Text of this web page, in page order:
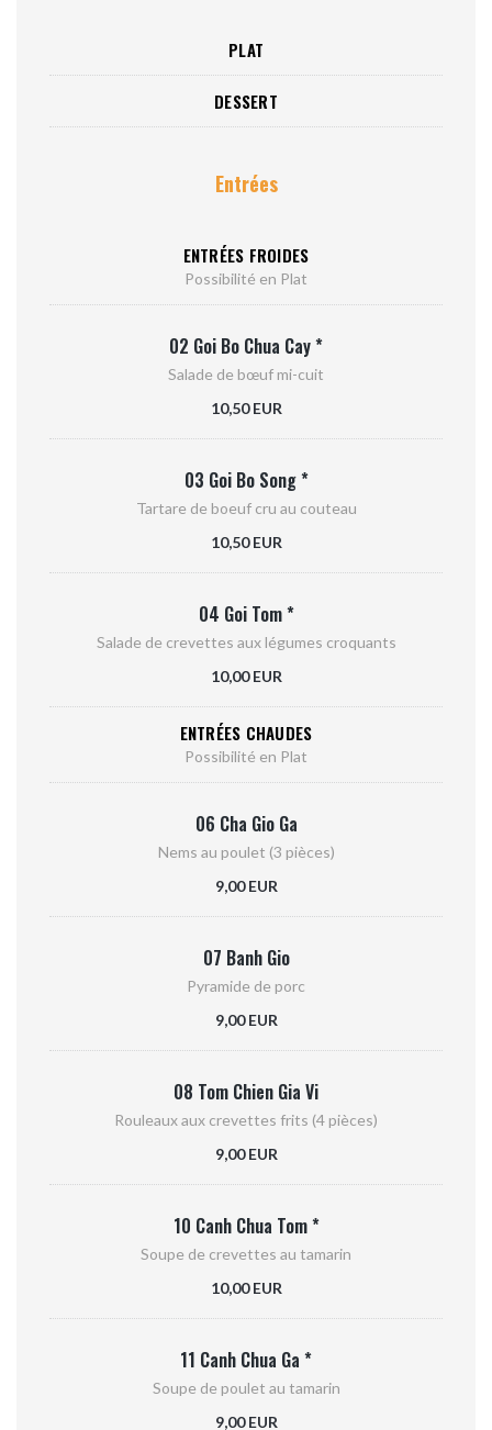
PLAT
DESSERT
Entrées
ENTRÉES FROIDES
Possibilité en Plat
02 Goi Bo Chua Cay *
Salade de bœuf mi-cuit
10,50 EUR
03 Goi Bo Song *
Tartare de boeuf cru au couteau
10,50 EUR
04 Goi Tom *
Salade de crevettes aux légumes croquants
10,00 EUR
ENTRÉES CHAUDES
Possibilité en Plat
06 Cha Gio Ga
Nems au poulet (3 pièces)
9,00 EUR
07 Banh Gio
Pyramide de porc
9,00 EUR
08 Tom Chien Gia Vi
Rouleaux aux crevettes frits (4 pièces)
9,00 EUR
10 Canh Chua Tom *
Soupe de crevettes au tamarin
10,00 EUR
11 Canh Chua Ga *
Soupe de poulet au tamarin
9,00 EUR